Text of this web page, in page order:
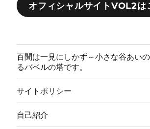
オフィシャルサイトVOL2は
百聞は一見にしかず～小さな谷あい
るバベルの塔です。
サイトポリシー
自己紹介